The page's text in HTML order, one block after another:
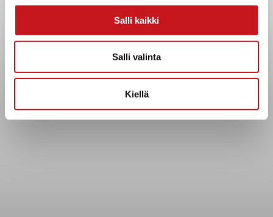
Salli kaikki
Salli valinta
Kiellä
Asiakirjajulkisuuskuvaus
Evästeet
Tietosuoja
Tietopyyntö